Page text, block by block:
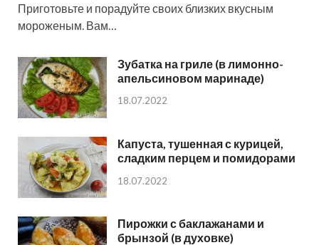
Приготовьте и порадуйте своих близких вкусным
мороженым. Вам…
Зубатка на гриле (в лимонно-
апельсиновом маринаде)
18.07.2022
Капуста, тушенная с курицей,
сладким перцем и помидорами
18.07.2022
Пирожки с баклажанами и
брынзой (в духовке)